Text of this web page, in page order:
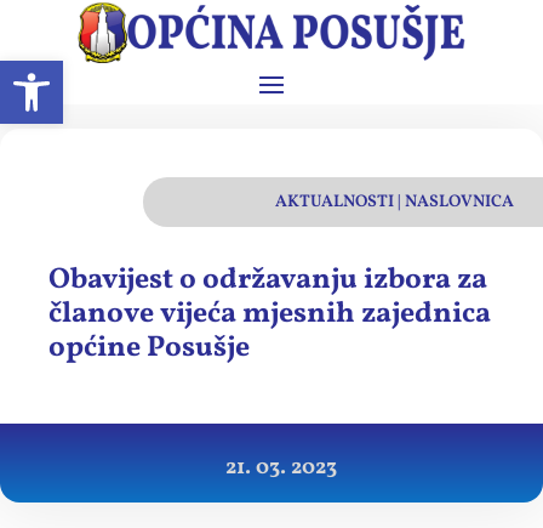
Open toolbar
AKTUALNOSTI| NASLOVNICA
Obavijest o održavanju izbora za
članove vijeća mjesnih zajednica
općine Posušje
21. 03. 2023